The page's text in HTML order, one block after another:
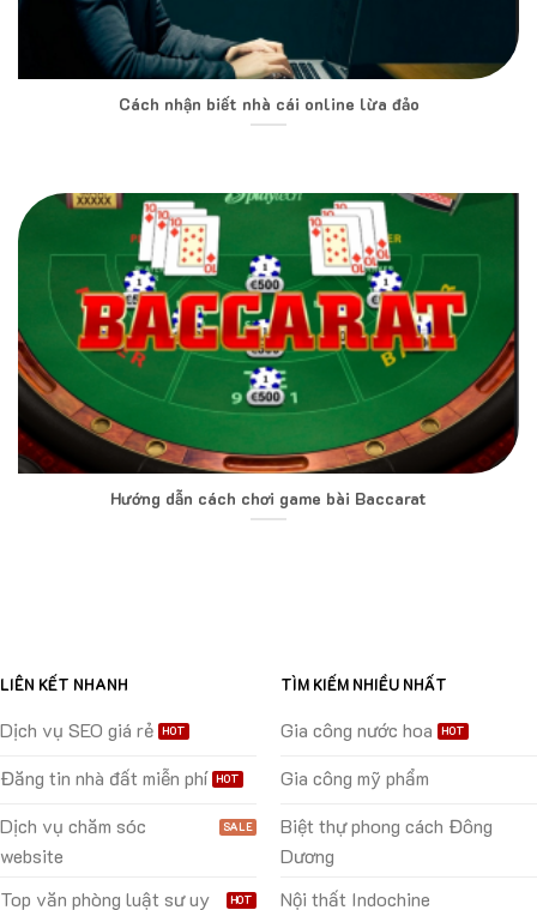
Cách nhận biết nhà cái online lừa đảo
Hướng dẫn cách chơi game bài Baccarat
LIÊN KẾT NHANH
Dịch vụ SEO giá rẻ
Đăng tin nhà đất miễn phí
Dịch vụ chăm sóc
website
Top văn phòng luật sư uy
TÌM KIẾM NHIỀU NHẤT
Gia công nước hoa
Gia công mỹ phẩm
Biệt thự phong cách Đông
Dương
Nội thất Indochine